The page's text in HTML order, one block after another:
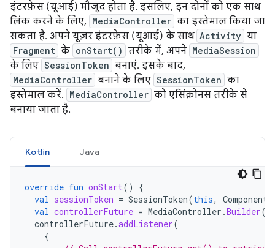
इंटरफ़ेस (यूआई) मौजूद होता है. इसलिए, इन दोनों को एक साथ
लिंक करने के लिए, MediaController का इस्तेमाल किया जा
सकता है. अपने यूज़र इंटरफ़ेस (यूआई) के साथ Activity या
Fragment के onStart() तरीके में, अपने MediaSession
के लिए SessionToken बनाएं. इसके बाद,
MediaController बनाने के लिए SessionToken का
इस्तेमाल करें. MediaController को एसिंक्रोनस तरीके से
बनाया जाता है.
Kotlin Java
override fun onStart()
{
val sessionToken = SessionToken(this,
val controllerFuture = MediaController .Builder(
controllerFuture.addListener(
{